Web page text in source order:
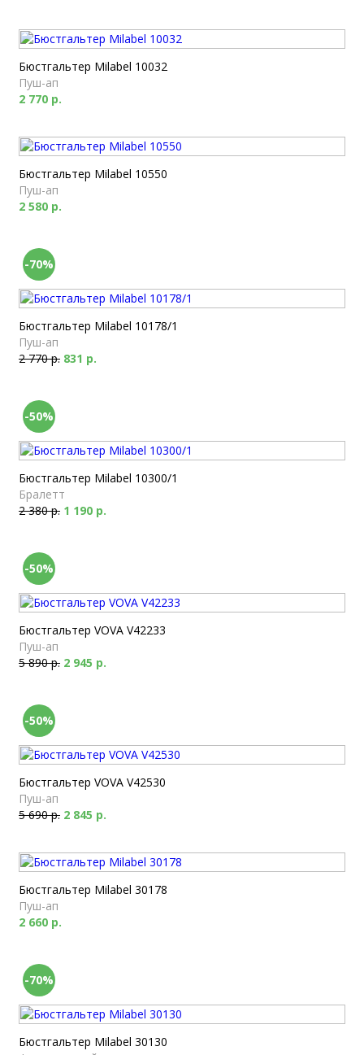
Бюстгальтер Milabel 10032
Пуш-ап
2 770 р.
Бюстгальтер Milabel 10550
Пуш-ап
2 580 р.
-70%
Бюстгальтер Milabel 10178/1
Пуш-ап
2 770 р. 831 р.
-50%
Бюстгальтер Milabel 10300/1
Бралетт
2 380 р. 1 190 р.
-50%
Бюстгальтер VOVA V42233
Пуш-ап
5 890 р. 2 945 р.
-50%
Бюстгальтер VOVA V42530
Пуш-ап
5 690 р. 2 845 р.
Бюстгальтер Milabel 30178
Пуш-ап
2 660 р.
-70%
Бюстгальтер Milabel 30130